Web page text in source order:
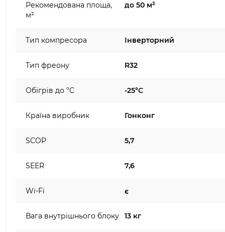
Рекомендована площа,
м²
до 50 м²
Тип компресора Інверторний
Тип фреону R32
Обігрів до °C -25°C
Країна виробник Гонконг
SCOP 5,7
SEER 7,6
Wi-Fi є
Вага внутрішнього блоку 13 кг